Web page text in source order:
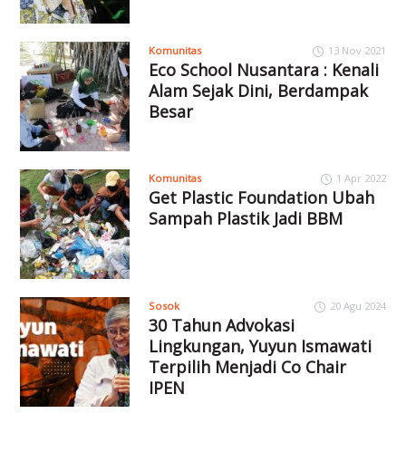
Komunitas 13 Nov 2021
Eco School Nusantara : Kenali
Alam Sejak Dini, Berdampak
Besar
Komunitas 1 Apr 2022
Get Plastic Foundation Ubah
Sampah Plastik Jadi BBM
Sosok 20 Agu 2024
30 Tahun Advokasi
Lingkungan, Yuyun Ismawati
Terpilih Menjadi Co Chair
IPEN